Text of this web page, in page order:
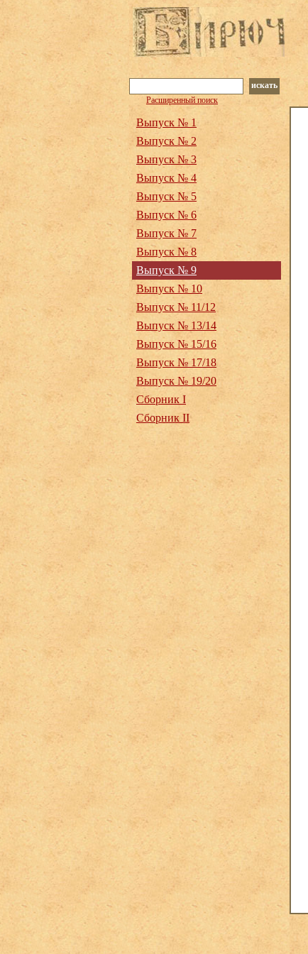
искать
Расширенный поиск
Выпуск № 1
Выпуск № 2
Выпуск № 3
Выпуск № 4
Выпуск № 5
Выпуск № 6
Выпуск № 7
Выпуск № 8
Выпуск № 9
Выпуск № 10
Выпуск № 11/12
Выпуск № 13/14
Выпуск № 15/16
Выпуск № 17/18
Выпуск № 19/20
Сборник I
Сборник II